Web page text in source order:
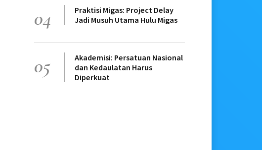
04
Praktisi Migas: Project Delay
Jadi Musuh Utama Hulu Migas
05
Akademisi: Persatuan Nasional
dan Kedaulatan Harus
Diperkuat